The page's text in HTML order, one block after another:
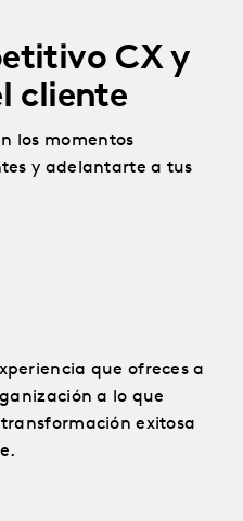
CX y
cliente
los momentos
y adelantarte a tus
que ofreces a
a lo que
exitosa